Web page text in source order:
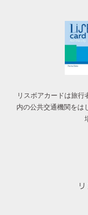
リスボアカードは旅
内の公共交通機関をは